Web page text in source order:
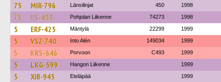
75 MIR-796 Länsilinjat 450 1998
75 IIS-453 Pohjolan Liikenne 74273 1998
5 ERF-425 Mäntylä 22299 1999
5 VSZ-740 Into Alén 149034 1999
5 KRS-646 Porvoon C493 1999
5 LKG-599 Hangon Liikenne 1999
5 XIB-945 Eteläpää 1999